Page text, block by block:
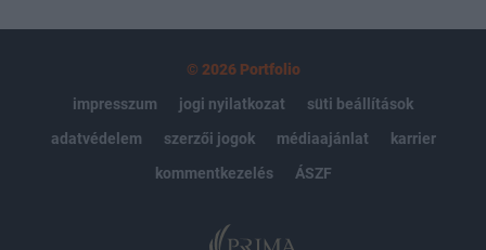
© 2026 Portfolio
impresszum
jogi nyilatkozat
süti beállítások
adatvédelem
szerzői jogok médiaajánlat
karrier
kommentkezelés
ÁSZF